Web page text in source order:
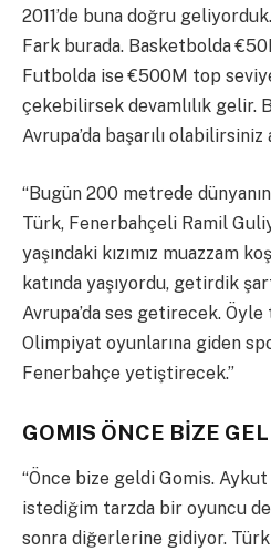
2011’de buna doğru
Fark burada. Basketbolda
Futbolda ise €500M top
çekebilirsek devamlılık gelir.
Avrupa’da başarılı
“Bugün 200 metrede
Türk, Fenerbahçeli Ramil
yaşındaki kızımız muazzam
katında yaşıyordu, getirdik
Avrupa’da ses getirecek.
Olimpiyat oyunlarına giden
Fenerbahçe yetiştirecek.”
GOMIS ÖNCE BİZE
“Önce bize geldi Gomis. Aykut
istediğim tarzda bir oyuncu
sonra diğerlerine gidiyor.